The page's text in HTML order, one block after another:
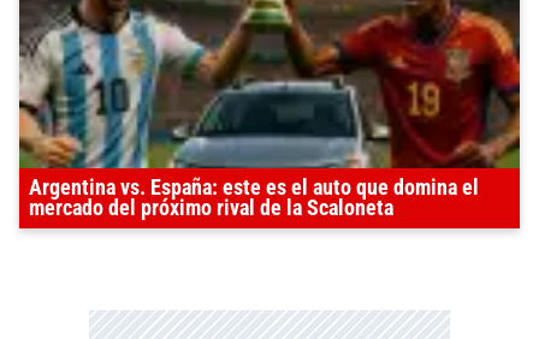
Argentina vs. España: este es el auto que domina el
mercado del próximo rival de la Scaloneta